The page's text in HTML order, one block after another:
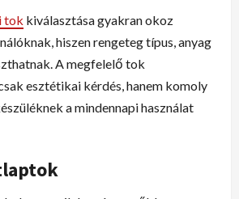
tok kiválasztása gyakran okoz
hiszen rengeteg típus, anyag
A megfelelő tok
esztétikai kérdés, hanem komoly
a mindennapi használat